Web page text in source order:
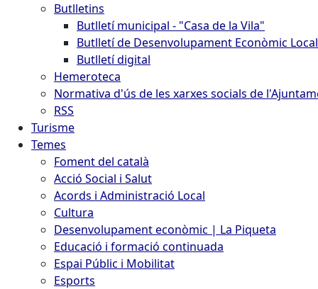
Butlletins
Butlletí municipal - "Casa de la Vila"
Butlletí de Desenvolupament Econòmic Local
Butlletí digital
Hemeroteca
Normativa d'ús de les xarxes socials de
RSS
Turisme
Temes
Foment del català
Acció Social i Salut
Acords i Administració Local
Cultura
Desenvolupament econòmic | La Piqueta
Educació i formació continuada
Espai Públic i Mobilitat
Esports